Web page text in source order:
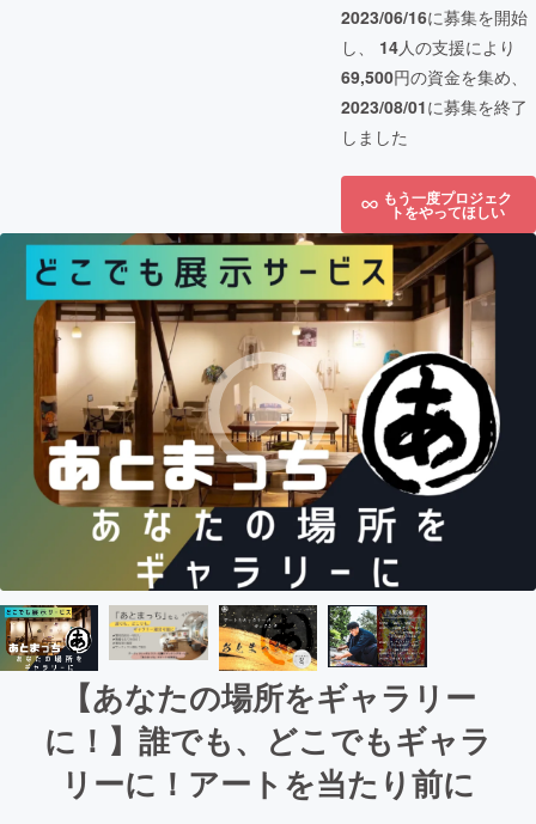
2023/06/16に募集を開始
し、 14人の支援により
69,500円の資金を集め、
2023/08/01に募集を終了
しました
もう一度プロジェク
トをやってほしい
【あなたの場所をギャラリー
に！】誰でも、どこでもギャラ
リーに！アートを当たり前に